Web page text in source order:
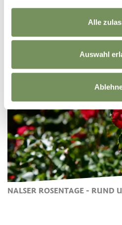
Alle
Auswahl
APFELFÜHRUNGEN AM
NALSER ROSENTAGE - RUND